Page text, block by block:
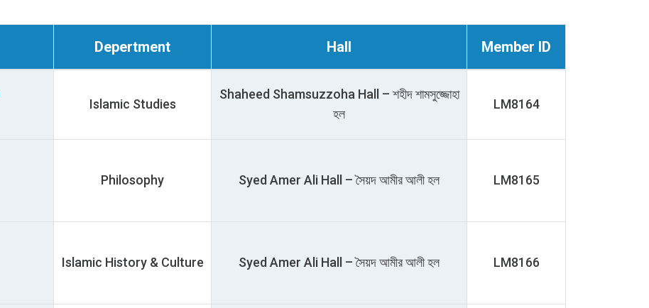
Depertment Hall Member ID
Islamic Studies
Shaheed Shamsuzzoha Hall – শহীদ শামসুজ্জোহা
হল
LM8164
Philosophy Syed Amer Ali Hall – সৈয়দ আমীর আলী হল LM8165
Islamic History & Culture Syed Amer Ali Hall – সৈয়দ আমীর আলী হল LM8166